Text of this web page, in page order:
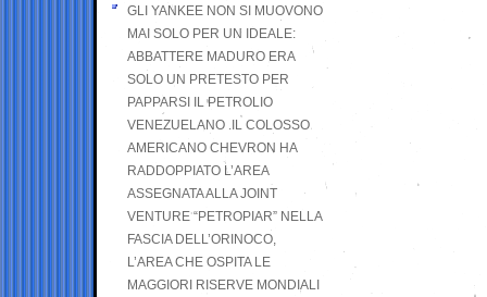
GLI YANKEE NON SI MUOVONO
MAI SOLO PER UN IDEALE:
ABBATTERE MADURO ERA
SOLO UN PRETESTO PER
PAPPARSI IL PETROLIO
VENEZUELANO .IL COLOSSO
AMERICANO CHEVRON HA
RADDOPPIATO L’AREA
ASSEGNATA ALLA JOINT
VENTURE “PETROPIAR” NELLA
FASCIA DELL’ORINOCO,
L’AREA CHE OSPITA LE
MAGGIORI RISERVE MONDIALI